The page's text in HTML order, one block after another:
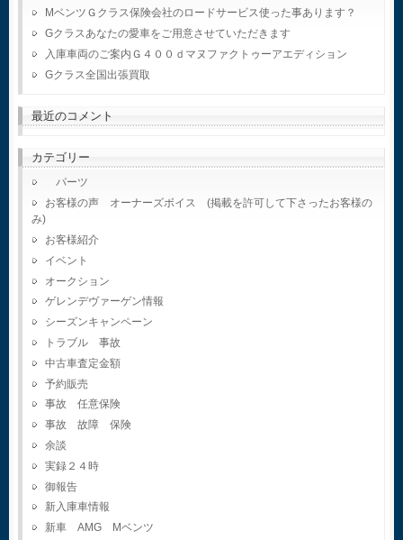
MベンツＧクラス保険会社のロードサービス使った事あります？
Gクラスあなたの愛車をご用意させていただきます
入庫車両のご案内Ｇ４００ｄマヌファクトゥーアエディション
Gクラス全国出張買取
最近のコメント
カテゴリー
パーツ
お客様の声 オーナーズボイス (掲載を許可して下さったお客様の
み)
お客様紹介
イベント
オークション
ゲレンデヴァーゲン情報
シーズンキャンペーン
トラブル 事故
中古車査定金額
予約販売
事故 任意保険
事故 故障 保険
余談
実録２４時
御報告
新入庫車情報
新車 AMG Mベンツ